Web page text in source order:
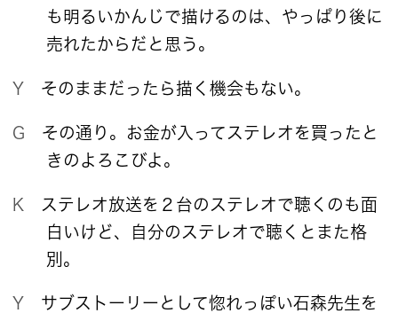
も明るいかんじで描けるのは、やっぱり後に
売れたからだと思う。
Y そのままだったら描く機会もない。
G その通り。お金が入ってステレオを買ったと
きのよろこびよ。
K ステレオ放送を２台のステレオで聴くのも面
白いけど、自分のステレオで聴くとまた格
別。
Y サブストーリーとして惚れっぽい石森先生を